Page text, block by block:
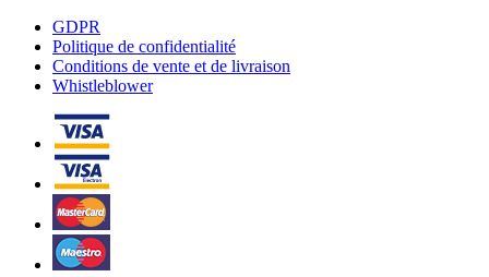
GDPR
Politique de confidentialité
Conditions de vente et de livraison
Whistleblower